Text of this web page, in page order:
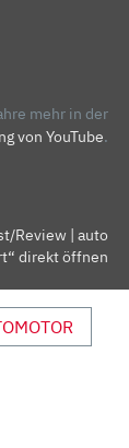
mehr in der
von YouTube.
Review | auto
direkt öffnen